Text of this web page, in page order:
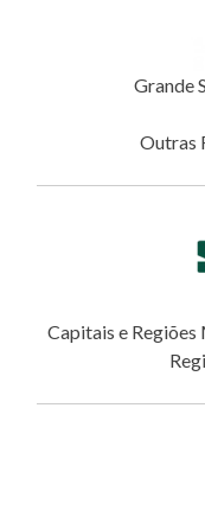
Grande
Outras
Capitais e